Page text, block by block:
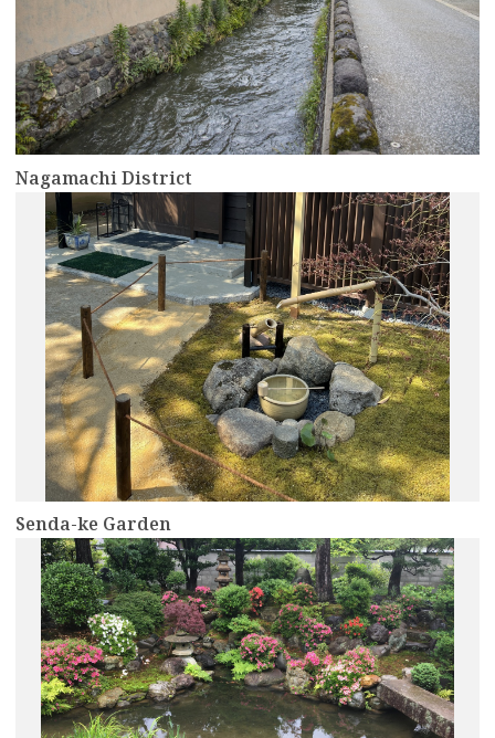
Nagamachi District
Senda-ke Garden
more
more